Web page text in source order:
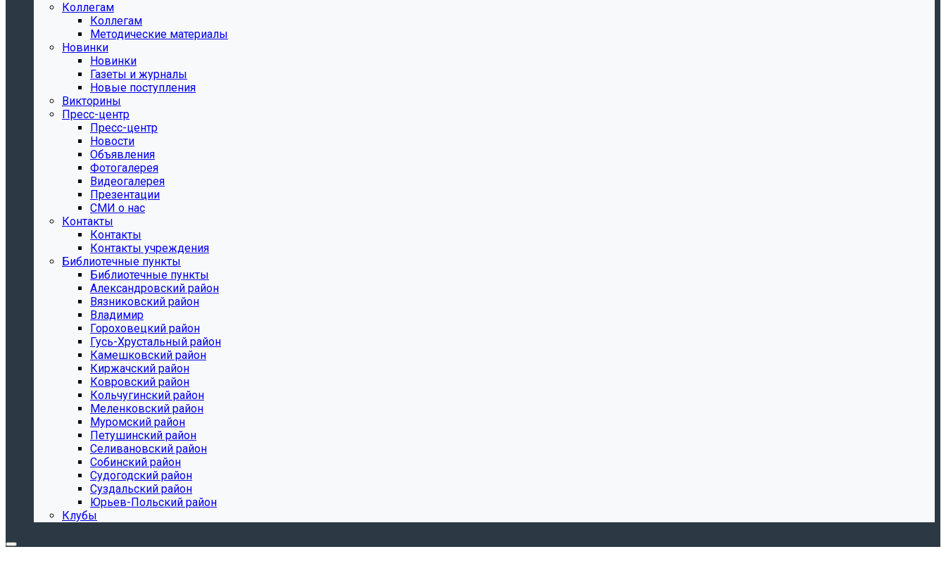
Коллегам
Коллегам
Методические материалы
Новинки
Новинки
Газеты и журналы
Новые поступления
Викторины
Пресс-центр
Пресс-центр
Новости
Объявления
Фотогалерея
Видеогалерея
Презентации
СМИ о нас
Контакты
Контакты
Контакты учреждения
Библиотечные пункты
Библиотечные пункты
Александровский район
Вязниковский район
Владимир
Гороховецкий район
Гусь-Хрустальный район
Камешковский район
Киржачский район
Ковровский район
Кольчугинский район
Меленковский район
Муромский район
Петушинский район
Селивановский район
Собинский район
Судогодский район
Суздальский район
Юрьев-Польский район
Клубы